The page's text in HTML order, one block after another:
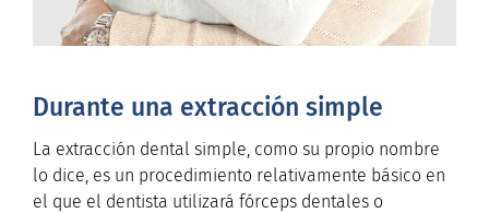
Durante una extracción simple
La extracción dental simple, como su propio nombre
lo dice, es un procedimiento relativamente básico en
el que el dentista utilizará fórceps dentales o